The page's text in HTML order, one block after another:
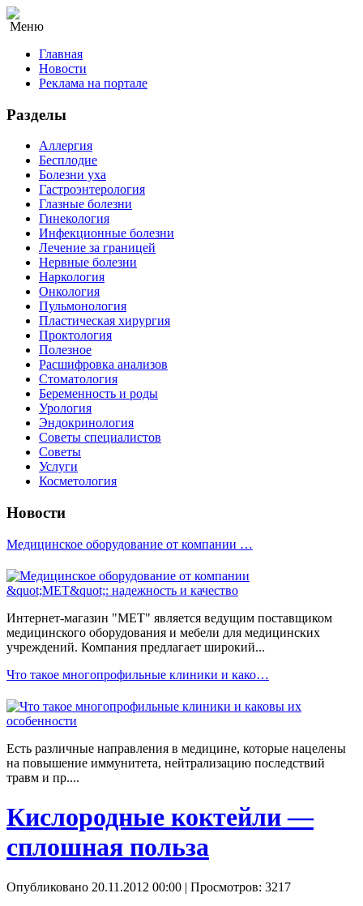
Меню
Главная
Новости
Реклама на портале
Разделы
Аллергия
Бесплодие
Болезни уха
Гастроэнтерология
Глазные болезни
Гинекология
Инфекционные болезни
Лечение за границей
Нервные болезни
Наркология
Онкология
Пульмонология
Пластическая хирургия
Проктология
Полезное
Расшифровка анализов
Стоматология
Беременность и роды
Урология
Эндокринология
Советы специалистов
Советы
Услуги
Косметология
Новости
Медицинское оборудование от компании …
Интернет-магазин "МЕТ" является ведущим поставщиком
медицинского оборудования и мебели для медицинских
учреждений. Компания предлагает широкий...
Что такое многопрофильные клиники и како…
Есть различные направления в медицине, которые нацелены
на повышение иммунитета, нейтрализацию последствий
травм и пр....
Кислородные коктейли —
сплошная польза
Опубликовано 20.11.2012 00:00 | Просмотров: 3217